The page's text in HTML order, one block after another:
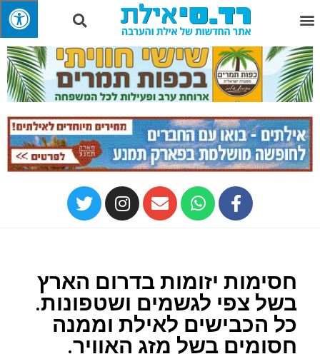
חסימות יזומות בדרום הארץ
בשל צפי לגשמים ושטפונות.
כל הכבישים לאילת וממנה
חסומים בשל מזג האוויר.